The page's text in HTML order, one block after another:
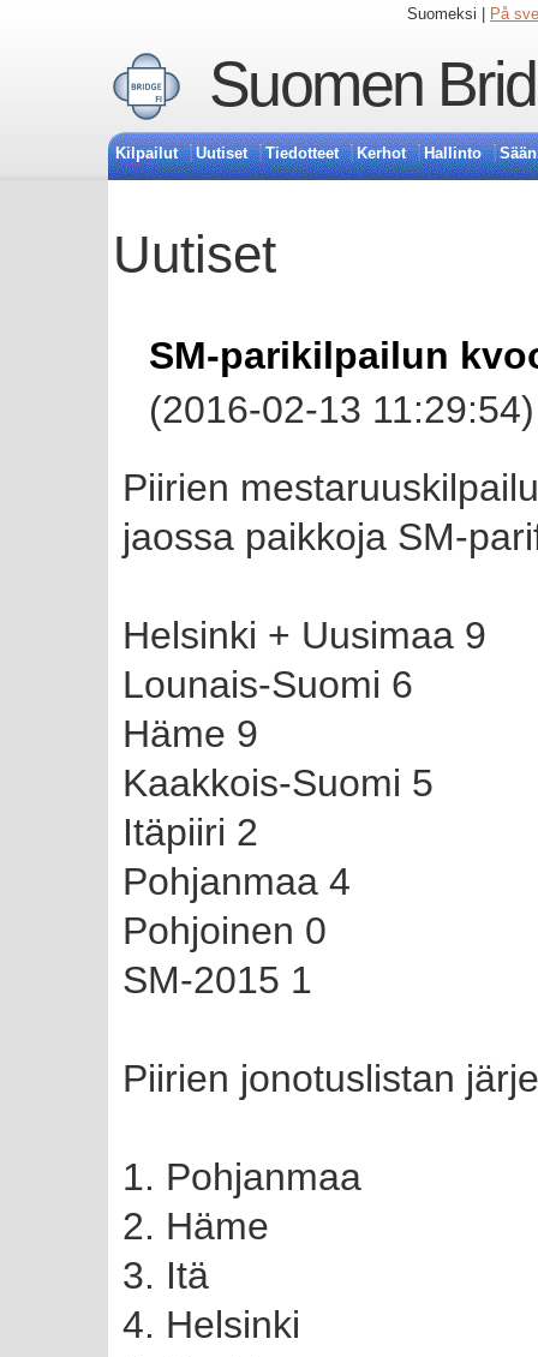
Suomeksi | På
Suomen
Kilpailut Uutiset Tiedotteet Kerhot Hallinto
Uutiset
SM-parikilpailun
(2016-02-13 11:29:54)
Piirien
jaossa paikkoja SM-
Helsinki + Uusimaa 9
Lounais-Suomi 6
Häme 9
Kaakkois-Suomi 5
Itäpiiri 2
Pohjanmaa 4
Pohjoinen 0
SM-2015 1
Piirien jonotuslistan
1. Pohjanmaa
2. Häme
3. Itä
4. Helsinki